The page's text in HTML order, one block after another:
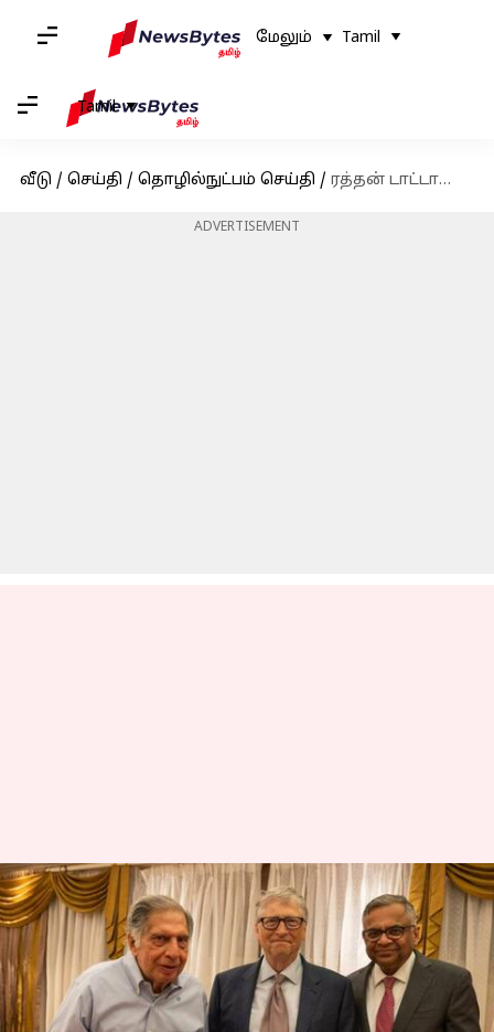
மேலும் Tamil
Tamil
வீடு / செய்தி / தொழில்நுட்பம் செய்தி / ரத்தன் டாட்டாவை சந்தித்த பில்கேட்ஸ் - கொடுத்த ஆச்சர்யமான பரிசு என்ன?
ADVERTISEMENT
ரத்தன் டாட்டாவை சந்தித்த
பில்கேட்ஸ் - கொடுத்த
ஆச்சர்யமான பரிசு என்ன?
எழுதியவர் Siranjeevi Mar 03, 2023 11:14 am